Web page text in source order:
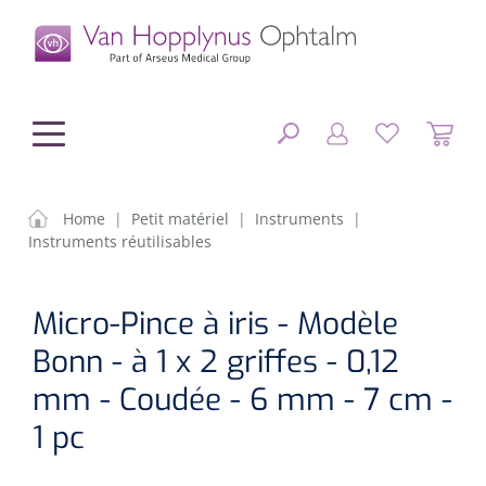
Equipement chirurgical
IOLs
Diagnostic
Tonomètres
OCTs
Petit matériel
Optométrie/Orthoption
Optique & Optometrie
OPTIONS
RÉSULTATS
Home | Petit matériel | Instruments
|
Instruments réutilisables
Micro-Pince à iris - Modèle
Bonn - à 1 x 2 griffes - 0,12
mm - Coudée - 6 mm - 7 cm -
1 pc